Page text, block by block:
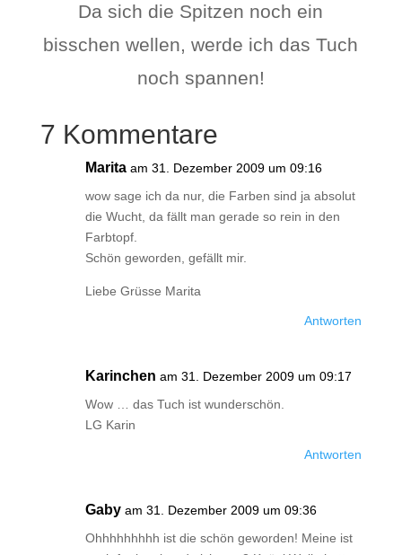
Da sich die Spitzen noch ein
bisschen wellen, werde ich das Tuch
noch spannen!
7 Kommentare
Marita am 31. Dezember 2009 um 09:16
wow sage ich da nur, die Farben sind ja absolut
die Wucht, da fällt man gerade so rein in den
Farbtopf.
Schön geworden, gefällt mir.
Liebe Grüsse Marita
Antworten
Karinchen am 31. Dezember 2009 um 09:17
Wow … das Tuch ist wunderschön.
LG Karin
Antworten
Gaby am 31. Dezember 2009 um 09:36
Ohhhhhhhhh ist die schön geworden! Meine ist